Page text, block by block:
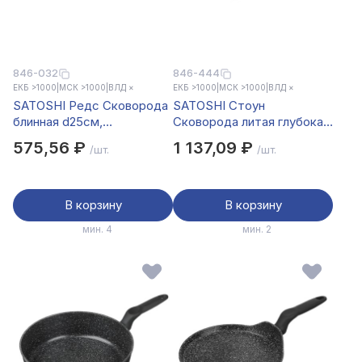
846-032
ЕКБ >1000 МСК >1000 ВЛД ×
SATOSHI Редс Сковорода
блинная d25см,
575,56 ₽ /шт.
В корзину
мин. 4
846-444
ЕКБ >1000 МСК >1000 ВЛД ×
SATOSHI Стоун
Сковорода литая глубокая
покрытие Мрамор,
1 137,09 ₽ /шт.
В корзину
мин. 2